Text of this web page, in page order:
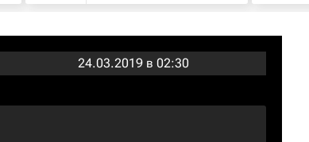
24.03.2019 в 02:30